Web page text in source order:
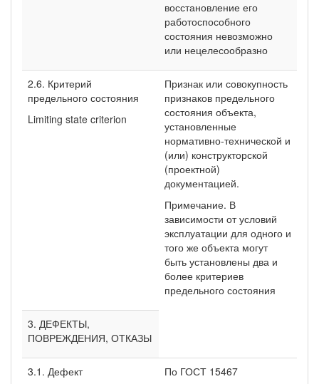
восстановление его
работоспособного
состояния невозможно
или нецелесообразно
2.6. Критерий
предельного состояния
Limiting state criterion
Признак или совокупность
признаков предельного
состояния объекта,
установленные
нормативно-технической и
(или) конструкторской
(проектной)
документацией.
Примечание. В
зависимости от условий
эксплуатации для одного и
того же объекта могут
быть установлены два и
более критериев
предельного состояния
3. ДЕФЕКТЫ,
ПОВРЕЖДЕНИЯ, ОТКАЗЫ
3.1. Дефект
По ГОСТ 15467